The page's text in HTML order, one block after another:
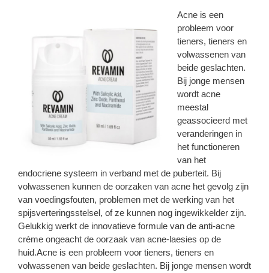
Acne is een
probleem voor
tieners, tieners en
volwassenen van
beide geslachten.
Bij jonge mensen
wordt acne
meestal
geassocieerd met
veranderingen in
het functioneren
van het
endocriene systeem in verband met de puberteit. Bij
volwassenen kunnen de oorzaken van acne het gevolg zijn
van voedingsfouten, problemen met de werking van het
spijsverteringsstelsel, of ze kunnen nog ingewikkelder zijn.
Gelukkig werkt de innovatieve formule van de anti-acne
crème ongeacht de oorzaak van acne-laesies op de
huid.Acne is een probleem voor tieners, tieners en
volwassenen van beide geslachten. Bij jonge mensen wordt